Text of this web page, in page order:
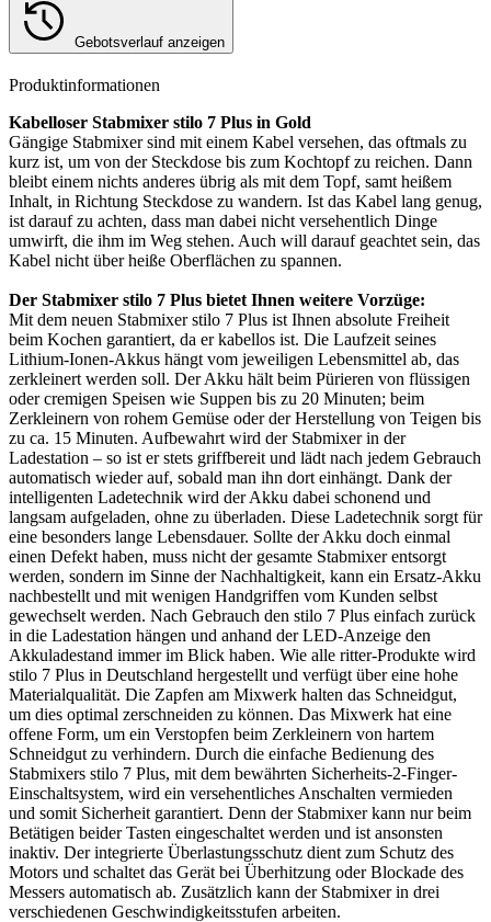
Gebotsverlauf anzeigen
Produktinformationen
Kabelloser Stabmixer stilo 7 Plus in Gold
Gängige Stabmixer sind mit einem Kabel versehen, das oftmals zu
kurz ist, um von der Steckdose bis zum Kochtopf zu reichen. Dann
bleibt einem nichts anderes übrig als mit dem Topf, samt heißem
Inhalt, in Richtung Steckdose zu wandern. Ist das Kabel lang genug,
ist darauf zu achten, dass man dabei nicht versehentlich Dinge
umwirft, die ihm im Weg stehen. Auch will darauf geachtet sein, das
Kabel nicht über heiße Oberflächen zu spannen.
Der Stabmixer stilo 7 Plus bietet Ihnen weitere Vorzüge:
Mit dem neuen Stabmixer stilo 7 Plus ist Ihnen absolute Freiheit
beim Kochen garantiert, da er kabellos ist. Die Laufzeit seines
Lithium-Ionen-Akkus hängt vom jeweiligen Lebensmittel ab, das
zerkleinert werden soll. Der Akku hält beim Pürieren von flüssigen
oder cremigen Speisen wie Suppen bis zu 20 Minuten; beim
Zerkleinern von rohem Gemüse oder der Herstellung von Teigen bis
zu ca. 15 Minuten. Aufbewahrt wird der Stabmixer in der
Ladestation – so ist er stets griffbereit und lädt nach jedem Gebrauch
automatisch wieder auf, sobald man ihn dort einhängt. Dank der
intelligenten Ladetechnik wird der Akku dabei schonend und
langsam aufgeladen, ohne zu überladen. Diese Ladetechnik sorgt für
eine besonders lange Lebensdauer. Sollte der Akku doch einmal
einen Defekt haben, muss nicht der gesamte Stabmixer entsorgt
werden, sondern im Sinne der Nachhaltigkeit, kann ein Ersatz-Akku
nachbestellt und mit wenigen Handgriffen vom Kunden selbst
gewechselt werden. Nach Gebrauch den stilo 7 Plus einfach zurück
in die Ladestation hängen und anhand der LED-Anzeige den
Akkuladestand immer im Blick haben. Wie alle ritter-Produkte wird
stilo 7 Plus in Deutschland hergestellt und verfügt über eine hohe
Materialqualität. Die Zapfen am Mixwerk halten das Schneidgut,
um dies optimal zerschneiden zu können. Das Mixwerk hat eine
offene Form, um ein Verstopfen beim Zerkleinern von hartem
Schneidgut zu verhindern. Durch die einfache Bedienung des
Stabmixers stilo 7 Plus, mit dem bewährten Sicherheits-2-Finger-
Einschaltsystem, wird ein versehentliches Anschalten vermieden
und somit Sicherheit garantiert. Denn der Stabmixer kann nur beim
Betätigen beider Tasten eingeschaltet werden und ist ansonsten
inaktiv. Der integrierte Überlastungsschutz dient zum Schutz des
Motors und schaltet das Gerät bei Überhitzung oder Blockade des
Messers automatisch ab. Zusätzlich kann der Stabmixer in drei
verschiedenen Geschwindigkeitsstufen arbeiten.